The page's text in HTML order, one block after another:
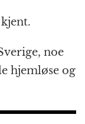
noe
hjemløse og